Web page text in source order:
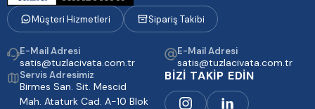
Müşteri Hizmetleri Sipariş Takibi
E-Mail Adresi
satis@tuzlacivata.com.tr
E-Mail Adresi
satis@tuzlacivata.com.tr
Servis Adresimiz
Birmes San. Sit. Mescid
Mah. Ataturk Cad. A-10 Blok
BİZİ TAKİP EDİN